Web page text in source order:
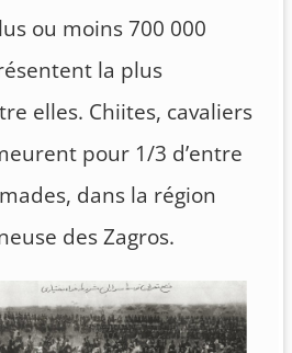
ou moins 700 000
la plus
elles. Chiites, cavaliers
pour 1/3 d’entre
dans la région
des Zagros.